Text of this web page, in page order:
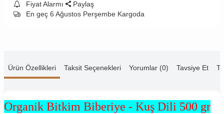
Fiyat Alarmı
Paylaş
En geç 6 Ağustos Perşembe Kargoda
Ürün Özellikleri Taksit Seçenekleri Yorumlar (0) Tavsiye Et
Organik Bitkim Biberiye - Kuş Dili 500 gr